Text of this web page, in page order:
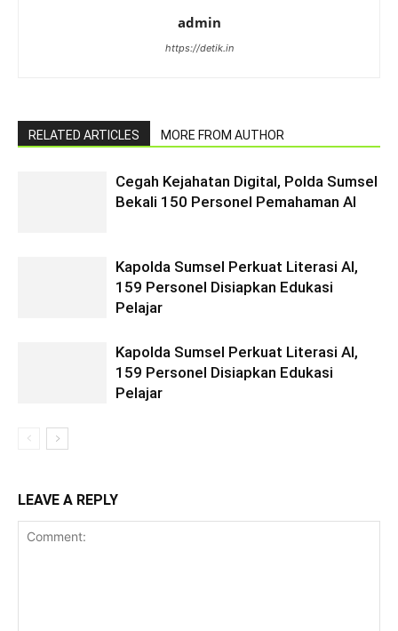
admin
https://detik.in
RELATED ARTICLES MORE FROM AUTHOR
Cegah Kejahatan Digital, Polda Sumsel
Bekali 150 Personel Pemahaman AI
Kapolda Sumsel Perkuat Literasi AI,
159 Personel Disiapkan Edukasi
Pelajar
Kapolda Sumsel Perkuat Literasi AI,
159 Personel Disiapkan Edukasi
Pelajar
LEAVE A REPLY